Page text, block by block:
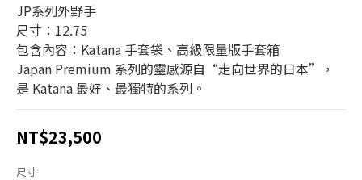
JP系列外野手
尺寸：12.75
包含內容：Katana 手套袋、高級限量版手套箱
Japan Premium 系列的靈感源自“走向世界的日本”，
是 Katana 最好、最獨特的系列。
NT$23,500
尺寸